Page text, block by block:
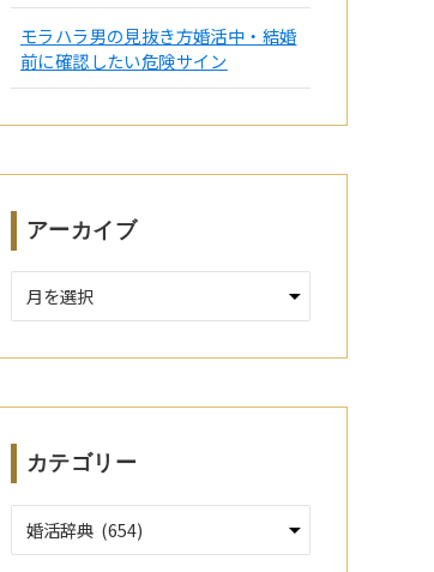
モラハラ男の見抜き方婚活中・結婚
前に確認したい危険サイン
アーカイブ
ー
イ
カテゴリー